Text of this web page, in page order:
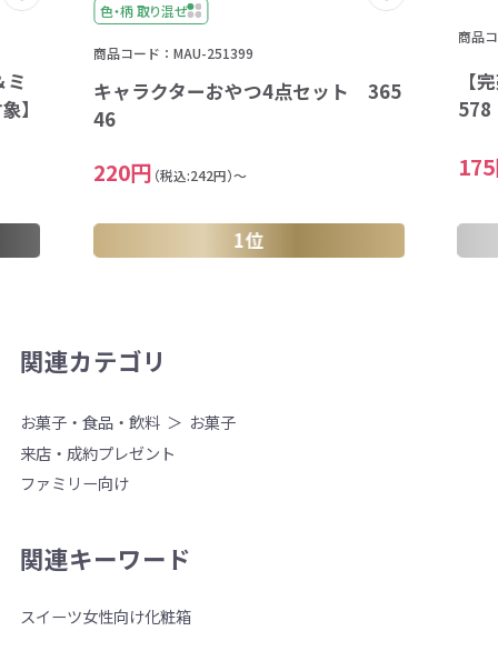
ミ
】
色・柄 取り混ぜ
商品コード：MAU-251399
キャラクターおやつ4点セット 365
46
220円 （税込:242円）～
1位
商品
【
関連カテゴリ
お菓子・食品・飲料
お菓子
来店・成約プレゼント
ファミリー向け
関連キーワード
スイーツ女性向け化粧箱